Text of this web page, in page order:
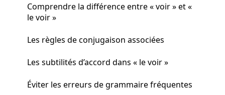
Comprendre la différence entre « voir » et «
le voir »
Les règles de conjugaison associées
Les subtilités d’accord dans « le voir »
Éviter les erreurs de grammaire fréquentes